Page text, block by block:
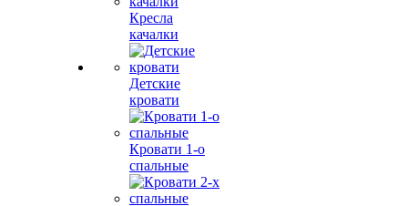
Кресла
качалки
Детские
кровати
Кровати 1-о
спальные